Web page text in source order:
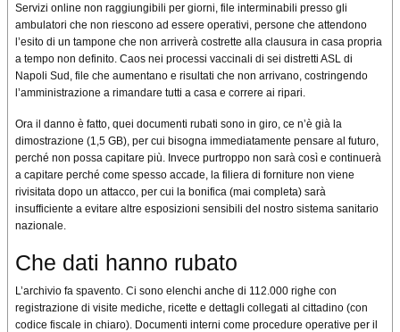
Servizi online non raggiungibili per giorni, file interminabili presso gli
ambulatori che non riescono ad essere operativi, persone che attendono
l’esito di un tampone che non arriverà costrette alla clausura in casa propria
a tempo non definito. Caos nei processi vaccinali di sei distretti ASL di
Napoli Sud, file che aumentano e risultati che non arrivano, costringendo
l’amministrazione a rimandare tutti a casa e correre ai ripari.
Ora il danno è fatto, quei documenti rubati sono in giro, ce n’è già la
dimostrazione (1,5 GB), per cui bisogna immediatamente pensare al futuro,
perché non possa capitare più. Invece purtroppo non sarà così e continuerà
a capitare perché come spesso accade, la filiera di forniture non viene
rivisitata dopo un attacco, per cui la bonifica (mai completa) sarà
insufficiente a evitare altre esposizioni sensibili del nostro sistema sanitario
nazionale.
Che dati hanno rubato
L’archivio fa spavento. Ci sono elenchi anche di 112.000 righe con
registrazione di visite mediche, ricette e dettagli collegati al cittadino (con
codice fiscale in chiaro). Documenti interni come procedure operative per il